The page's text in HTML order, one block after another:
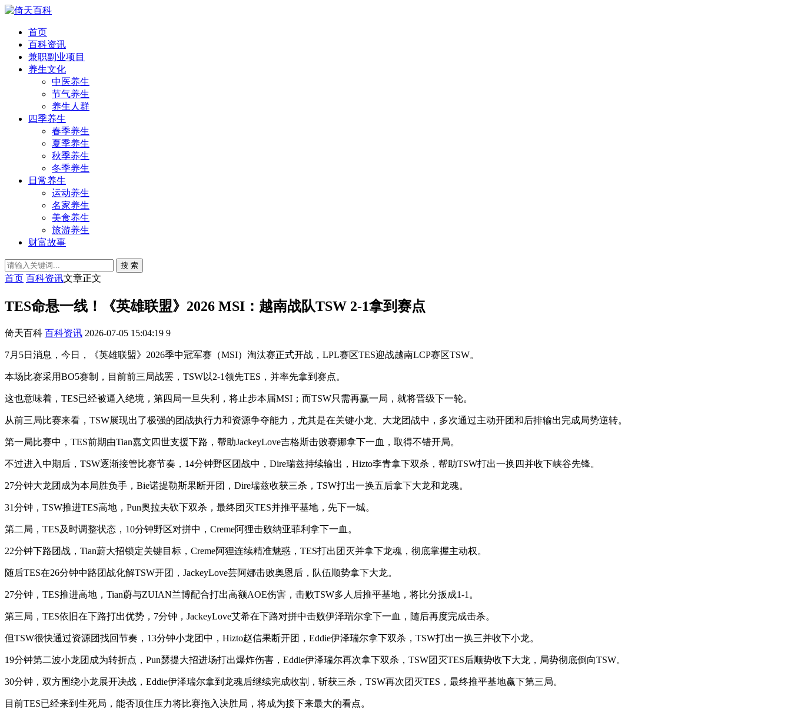
首页
百科资讯
兼职副业项目
养生文化
中医养生
节气养生
养生人群
四季养生
春季养生
夏季养生
秋季养生
冬季养生
日常养生
运动养生
名家养生
美食养生
旅游养生
财富故事
搜 索
首页 百科资讯文章正文
TES命悬一线！《英雄联盟》2026 MSI：越南战队TSW 2-1拿到赛点
倚天百科 百科资讯 2026-07-05 15:04:19 9
7月5日消息，今日，《英雄联盟》2026季中冠军赛（MSI）淘汰赛正式开战，LPL赛区TES迎战越南LCP赛区TSW。
本场比赛采用BO5赛制，目前前三局战罢，TSW以2-1领先TES，并率先拿到赛点。
这也意味着，TES已经被逼入绝境，第四局一旦失利，将止步本届MSI；而TSW只需再赢一局，就将晋级下一轮。
从前三局比赛来看，TSW展现出了极强的团战执行力和资源争夺能力，尤其是在关键小龙、大龙团战中，多次通过主动开团和后排输出完成局势逆转。
第一局比赛中，TES前期由Tian嘉文四世支援下路，帮助JackeyLove吉格斯击败赛娜拿下一血，取得不错开局。
不过进入中期后，TSW逐渐接管比赛节奏，14分钟野区团战中，Dire瑞兹持续输出，Hizto李青拿下双杀，帮助TSW打出一换四并收下峡谷先锋。
27分钟大龙团成为本局胜负手，Bie诺提勒斯果断开团，Dire瑞兹收获三杀，TSW打出一换五后拿下大龙和龙魂。
31分钟，TSW推进TES高地，Pun奥拉夫砍下双杀，最终团灭TES并推平基地，先下一城。
第二局，TES及时调整状态，10分钟野区对拼中，Creme阿狸击败纳亚菲利拿下一血。
22分钟下路团战，Tian蔚大招锁定关键目标，Creme阿狸连续精准魅惑，TES打出团灭并拿下龙魂，彻底掌握主动权。
随后TES在26分钟中路团战化解TSW开团，JackeyLove芸阿娜击败奥恩后，队伍顺势拿下大龙。
27分钟，TES推进高地，Tian蔚与ZUIAN兰博配合打出高额AOE伤害，击败TSW多人后推平基地，将比分扳成1-1。
第三局，TES依旧在下路打出优势，7分钟，JackeyLove艾希在下路对拼中击败伊泽瑞尔拿下一血，随后再度完成击杀。
但TSW很快通过资源团找回节奏，13分钟小龙团中，Hizto赵信果断开团，Eddie伊泽瑞尔拿下双杀，TSW打出一换三并收下小龙。
19分钟第二波小龙团成为转折点，Pun瑟提大招进场打出爆炸伤害，Eddie伊泽瑞尔再次拿下双杀，TSW团灭TES后顺势收下大龙，局势彻底倒向TSW。
30分钟，双方围绕小龙展开决战，Eddie伊泽瑞尔拿到龙魂后继续完成收割，斩获三杀，TSW再次团灭TES，最终推平基地赢下第三局。
目前TES已经来到生死局，能否顶住压力将比赛拖入决胜局，将成为接下来最大的看点。